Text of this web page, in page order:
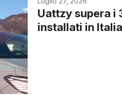
Uattzy supera i
installati in Italia